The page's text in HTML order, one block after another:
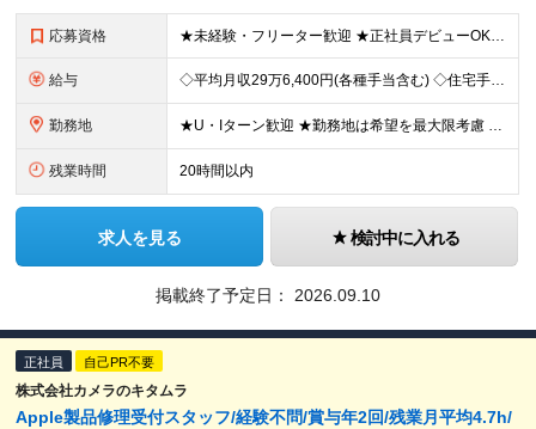
応募資格 ★未経験・フリーター歓迎 ★正社員デビューOK ★学歴不問 ＼人柄採用を実施中です！／ しっかりと研修できる体制が整っているので、 スキルや経歴は重視していません。 あなたのお人柄や熱意で、選考を行
給与 ◇平均月収29万6,400円(各種手当含む) ◇住宅手当⇒最大家賃の半額支給 ◇賞与年2回支給 ■月給22万5,000円以上＋地域手当＋時間外手当＋住宅手当＋家族手当 ※経験やスキルに応じて給与を
勤務地 ★U・Iターン歓迎 ★勤務地は希望を最大限考慮 ★自宅の近くで働きたい方にもピッタリ！ 全国44都道府県（栃木県・福井県・鹿児島県を除く）の家電量販店内の「PCコーナー」にて勤務いただきます。 ※
残業時間 20時間以内
求人を見る 検討中に入れる
掲載終了予定日： 2026.09.10
正社員 自己PR不要
株式会社カメラのキタムラ
Apple製品修理受付スタッフ/経験不問/賞与年2回/残業月平均4.7h/